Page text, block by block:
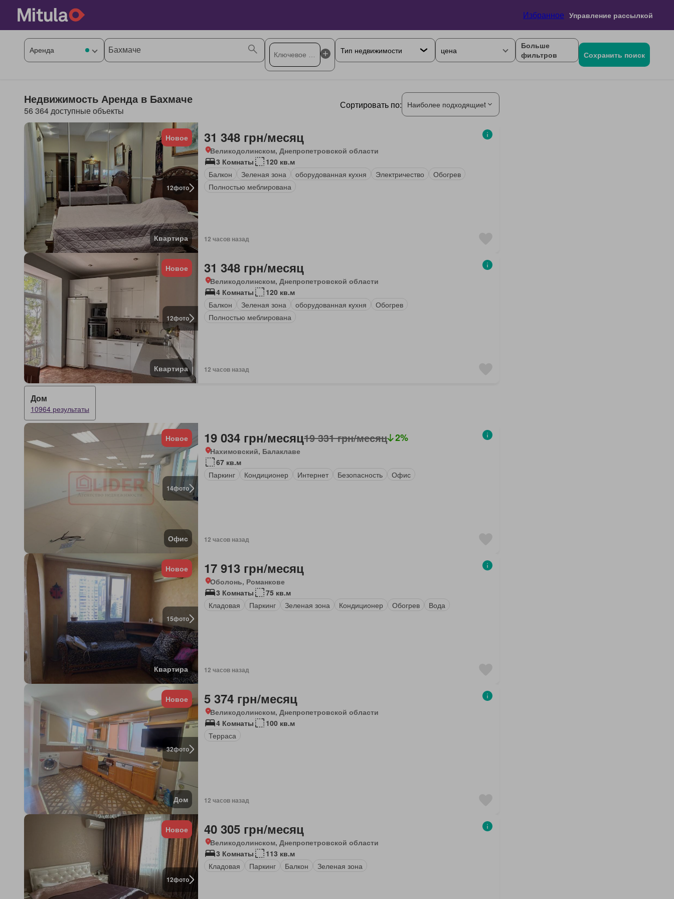
Избранное Управление рассылкой
цена
Больше
фильтров
Сохранить поиск
Недвижимость Аренда в Бахмаче
56 364 доступные объекты
Сортировать по: Наиболее подходящиеt
12фото
Новое
Квартира
31 348 грн/месяц
Великодолинском, Днепропетровской области
3 Комнаты
120 кв.м
Балкон
Зеленая зона оборудованная кухня Электричество
Обогрев
Полностью меблирована
12 часов назад
12фото
Новое
Квартира
31 348 грн/месяц
Великодолинском, Днепропетровской области
4 Комнаты
120 кв.м
Балкон
Зеленая зона оборудованная кухня
Обогрев
Полностью меблирована
12 часов назад
Дом
10964 результаты
14фото
Новое
Офис
19 034 грн/месяц19 331 грн/месяц 2%
Нахимовский, Балаклаве
67 кв.м
Паркинг
Кондиционер Интернет Безопасность Офис
12 часов назад
15фото
Новое
Квартира
17 913 грн/месяц
Оболонь, Романкове
3 Комнаты
75 кв.м
Кладовая
Паркинг Зеленая зона Кондиционер Обогрев Вода
12 часов назад
32фото
Новое
Дом
5 374 грн/месяц
Великодолинском, Днепропетровской области
4 Комнаты
100 кв.м
Терраса
12 часов назад
12фото
Новое 40 305 грн/месяц
Великодолинском, Днепропетровской области
3 Комнаты
113 кв.м
Кладовая
Паркинг Балкон Зеленая зона